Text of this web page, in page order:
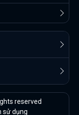
reserved
sử dụng